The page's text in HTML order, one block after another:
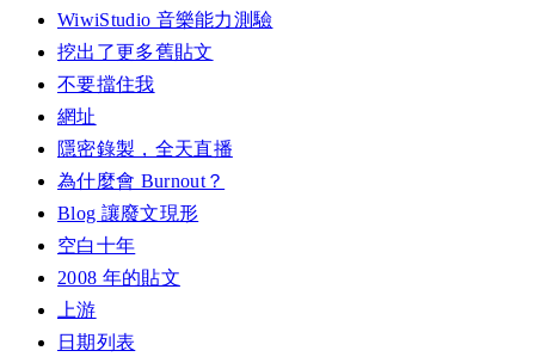
WiwiStudio 音樂能力測驗
挖出了更多舊貼文
不要擋住我
網址
隱密錄製，全天直播
為什麼會 Burnout？
Blog 讓廢文現形
空白十年
2008 年的貼文
上游
日期列表